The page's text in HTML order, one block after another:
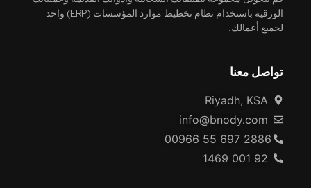
الورقية باستخدام نظام تخطيط موارد المؤسسات (ERP) واحد
لجميع أعمالك.
تواصل معنا
Riyadh, KSA
info@bnody.com
00966 55 697 2886
92 001 1469